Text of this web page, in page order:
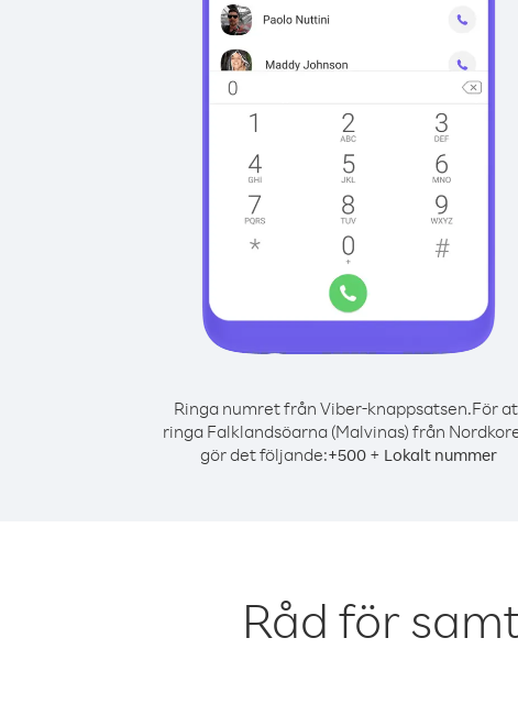
Ringa numret från Viber-knappsatsen.För
ringa Falklandsöarna (Malvinas) från
gör det följande:+500 + Lokalt nummer
Råd för